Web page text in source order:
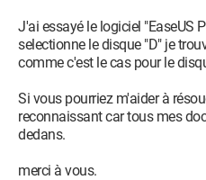
J'ai essayé le logiciel "EaseUS
selectionne le disque "D" je
comme c'est le cas pour le
Si vous pourriez m'aider à
reconnaissant car tous mes
dedans.
merci à vous.